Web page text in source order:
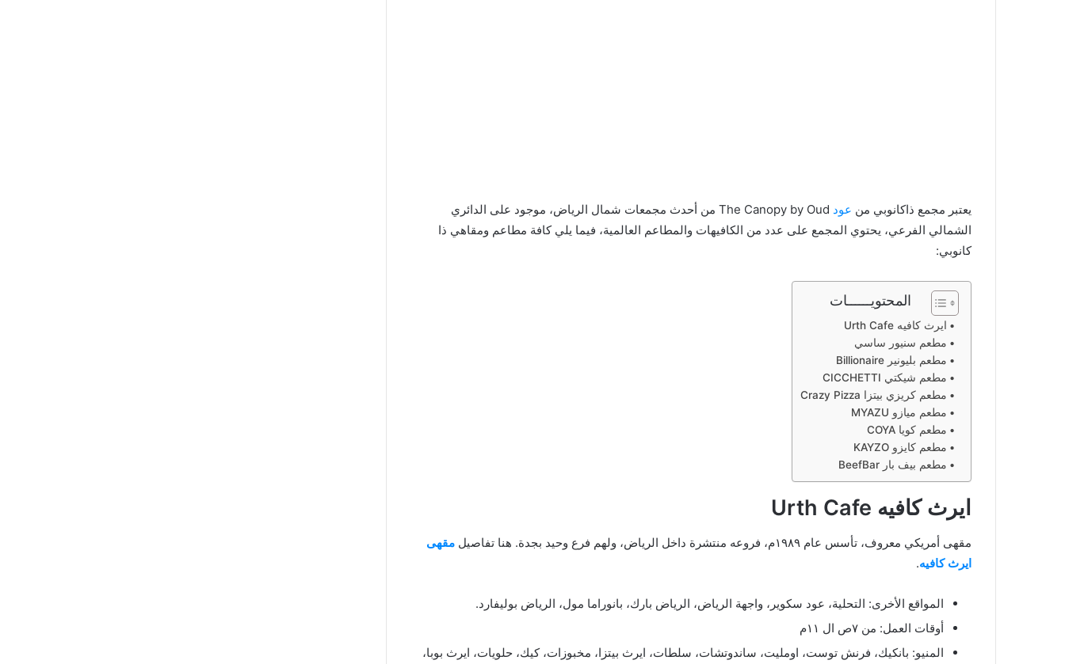
يعتبر مجمع ذاكانوبي من عود
The Canopy by Oud من أحدث مجمعات شمال الرياض، موجود على الدائري
الشمالي الفرعي، يحتوي المجمع على عدد من الكافيهات والمطاعم العالمية، فيما يلي كافة مطاعم ومقاهي ذا
كانوبي:
المحتويــــــات
ايرث كافيه Urth Cafe
مطعم سنيور ساسي
مطعم بليونير Billionaire
مطعم شيكتي CICCHETTI
مطعم كريزي بيتزا Crazy Pizza
مطعم ميازو MYAZU
مطعم كويا COYA
مطعم كايزو KAYZO
مطعم بيف بار BeefBar
ايرث كافيه Urth Cafe
مقهى أمريكي معروف، تأسس عام ١٩٨٩م، فروعه منتشرة داخل الرياض، ولهم فرع وحيد بجدة. هنا تفاصيل
مقهى
ايرث كافيه.
المواقع الأخرى: التحلية، عود سكوير، واجهة الرياض، الرياض بارك، بانوراما مول، الرياض بوليفارد.
أوقات العمل: من ٧ص ال ١١م
المنيو: بانكيك، فرنش توست، اومليت، ساندوتشات، سلطات، ايرث بيتزا، مخبوزات، كيك، حلويات، ايرث بوبا،